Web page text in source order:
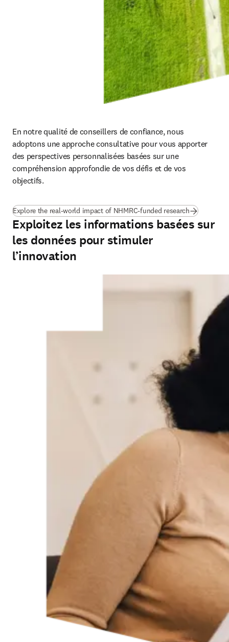
En notre qualité de conseillers de confiance, nous
adoptons une approche consultative pour vous apporter
des perspectives personnalisées basées sur une
compréhension approfondie de vos défis et de vos
objectifs.
Explore the real-world impact of NHMRC-funded research(S’ouvre
Exploitez les informations basées sur
les données pour stimuler
l’innovation